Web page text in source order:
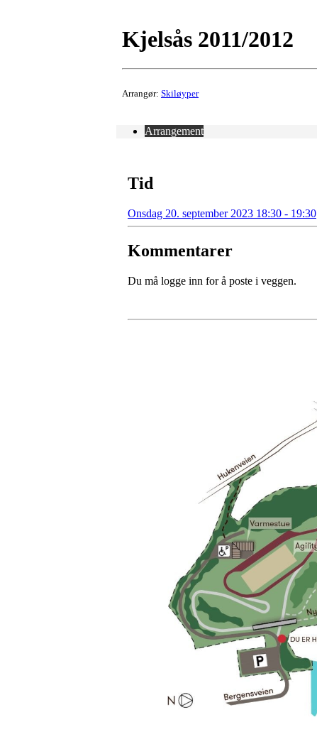
Kjelsås 2011/2012
Arrangør: Skiløyper
Arrangement
Tid
Onsdag 20. september 2023 18:30 - 19:30
Kommentarer
Du må logge inn for å poste i veggen.